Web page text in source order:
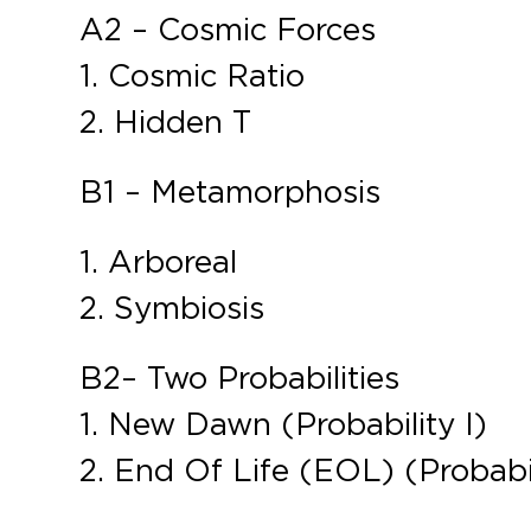
A2 – Cosmic Forces
1. Cosmic Ratio
2. Hidden T
B1 – Metamorphosis
1. Arboreal
2. Symbiosis
B2 – Two Probabilities
1. New Dawn (Probability I)
2. End Of Life (EOL)